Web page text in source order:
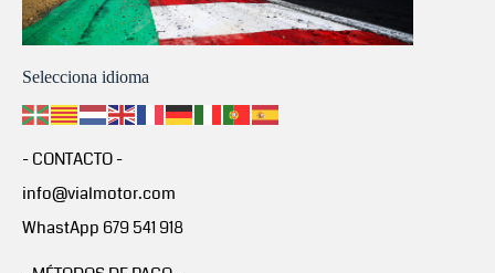
Selecciona idioma
- CONTACTO -
info@vialmotor.com
WhastApp 679 541 918